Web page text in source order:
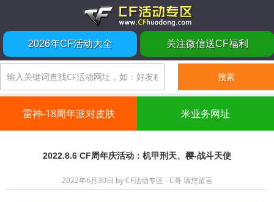
2026年CF活动大全 关注微信送CF福利
雷神-18周年派对皮肤 米业务网址
2022.8.6 CF周年庆活动：机甲刑天、樱-战斗天使
2022年6月30日 byCF活动专区 - C哥 请您留言